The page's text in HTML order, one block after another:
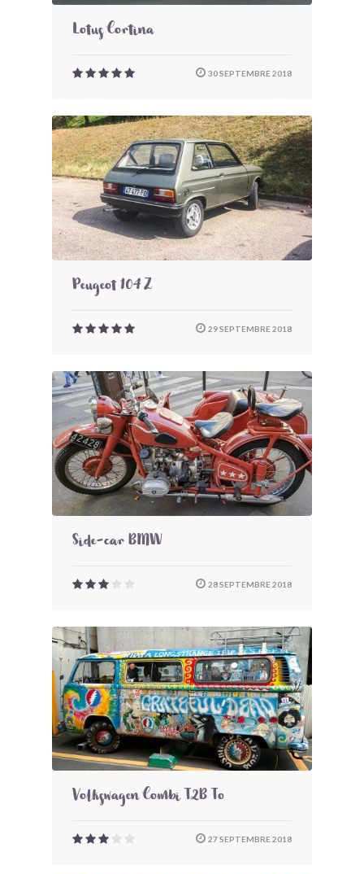
Lotus Cortina
30 SEPTEMBRE 2018
Peugeot 104 Z
29 SEPTEMBRE 2018
Side-car BMW
28 SEPTEMBRE 2018
Volkswagen Combi T2B To
27 SEPTEMBRE 2018